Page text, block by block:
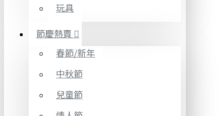
玩具
節慶熱賣
春節/新年
中秋節
兒童節